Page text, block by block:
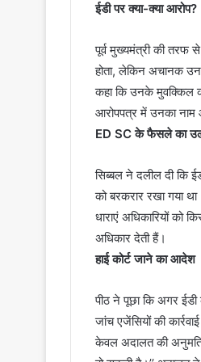
ईडी पर क्या-क्या आरोप?
पूर्व मुख्यमंत्री की तरफ
होता, लेकिन अचानक
कहा कि उनके मुवक्किल
आरोपपत्र में उनका नाम
ED SC के फैसले का
सिब्बल ने दलील दी कि
को बरकरार रखा गया
धाराएं अधिकारियों को
अधिकार देती हैं।
हाई कोर्ट जाने का आदेश
पीठ ने पूछा कि अगर
जांच एजेंसियों की
केवल अदालत की अनुमति